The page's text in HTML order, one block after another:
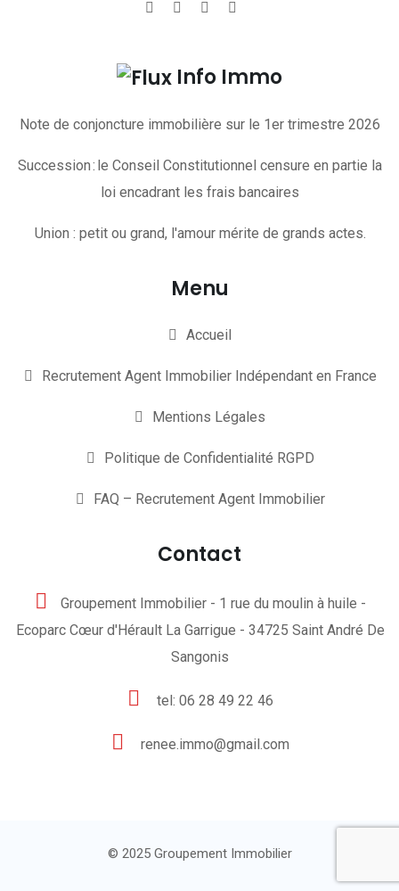
Info Immo
Note de conjoncture immobilière sur le 1er trimestre 2026
Succession : le Conseil Constitutionnel censure en partie la
loi encadrant les frais bancaires
Union : petit ou grand, l'amour mérite de grands actes.
Menu
Accueil
Recrutement Agent Immobilier Indépendant en France
Mentions Légales
Politique de Confidentialité RGPD
FAQ – Recrutement Agent Immobilier
Contact
Groupement Immobilier - 1 rue du moulin à huile -
Ecoparc Cœur d'Hérault La Garrigue - 34725 Saint André De
Sangonis
tel: 06 28 49 22 46
renee.immo@gmail.com
© 2025 Groupement Immobilier